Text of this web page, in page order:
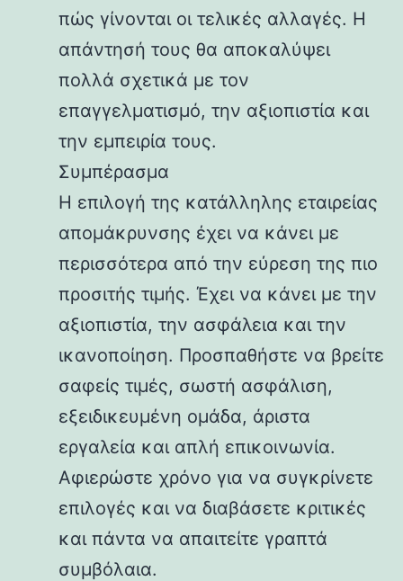
πώς γίνονται οι τελικές αλλαγές. Η
απάντησή τους θα αποκαλύψει
πολλά σχετικά με τον
επαγγελματισμό, την αξιοπιστία και
την εμπειρία τους.
Συμπέρασμα
Η επιλογή της κατάλληλης εταιρείας
απομάκρυνσης έχει να κάνει με
περισσότερα από την εύρεση της πιο
προσιτής τιμής. Έχει να κάνει με την
αξιοπιστία, την ασφάλεια και την
ικανοποίηση. Προσπαθήστε να βρείτε
σαφείς τιμές, σωστή ασφάλιση,
εξειδικευμένη ομάδα, άριστα
εργαλεία και απλή επικοινωνία.
Αφιερώστε χρόνο για να συγκρίνετε
επιλογές και να διαβάσετε κριτικές
και πάντα να απαιτείτε γραπτά
συμβόλαια.